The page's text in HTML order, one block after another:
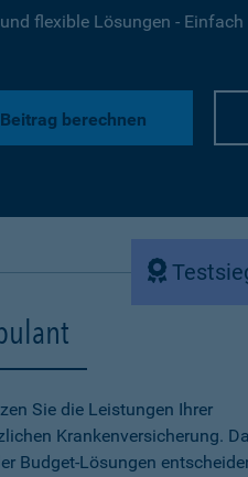
flexible Lösungen - Einfach
Beitrag berechnen
Sie die Leistungen Ihrer
Krankenversicherung.
Budget-Lösungen